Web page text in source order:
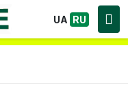
Шин, быстрая
UA RU